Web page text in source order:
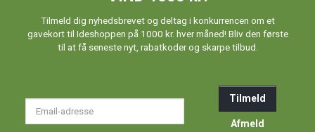
Tilmeld dig nyhedsbrevet og deltag i konkurrencen om et
gavekort til Ideshoppen på 1000 kr. hver måned! Bliv den første
til at få seneste nyt, rabatkoder og skarpe tilbud.
Tilmeld
Afmeld